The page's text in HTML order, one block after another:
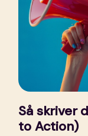
Så skriver
to Action)